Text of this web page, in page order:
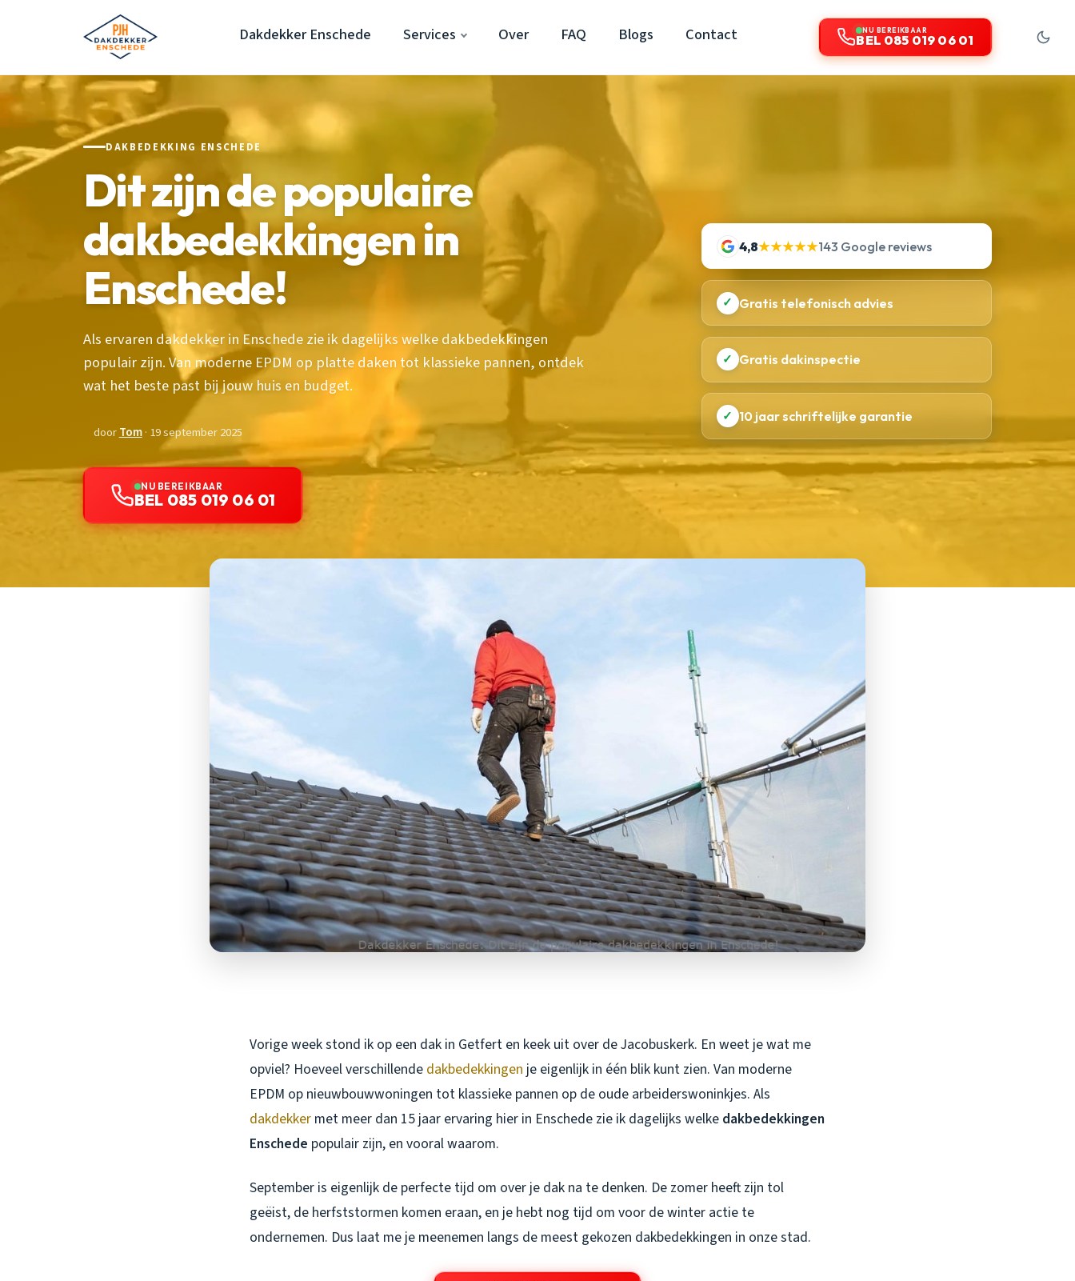
Dakdekker Enschede Services Over FAQ Blogs Contact NU BEREIKBAAR
BEL 085 019 06 01
DAKBEDEKKING ENSCHEDE
Dit zijn de populaire
dakbedekkingen in
Enschede!
Als ervaren dakdekker in Enschede zie ik dagelijks welke dakbedekkingen
populair zijn. Van moderne EPDM op platte daken tot klassieke pannen, ontdek
wat het beste past bij jouw huis en budget.
doorTom· 19 september 2025
NU BEREIKBAAR
BEL 085 019 06 01
4,8★★★★★143 Google reviews
✓ Gratis telefonisch advies
✓ Gratis dakinspectie
✓ 10 jaar schriftelijke garantie
Vorige week stond ik op een dak in Getfert en keek uit over de Jacobuskerk. En weet je wat me
opviel? Hoeveel verschillende dakbedekkingen je eigenlijk in één blik kunt zien. Van moderne
EPDM op nieuwbouwwoningen tot klassieke pannen op de oude arbeiderswoninkjes. Als
dakdekker met meer dan 15 jaar ervaring hier in Enschede zie ik dagelijks welke dakbedekkingen
Enschede populair zijn, en vooral waarom.
September is eigenlijk de perfecte tijd om over je dak na te denken. De zomer heeft zijn tol
geëist, de herfststormen komen eraan, en je hebt nog tijd om voor de winter actie te
ondernemen. Dus laat me je meenemen langs de meest gekozen dakbedekkingen in onze stad.